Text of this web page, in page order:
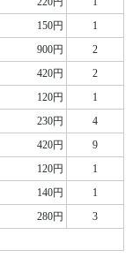
150円
1
900円
2
420円 2
120円
1
230円
4
420円
9
120円 1
140円
1
280円
3